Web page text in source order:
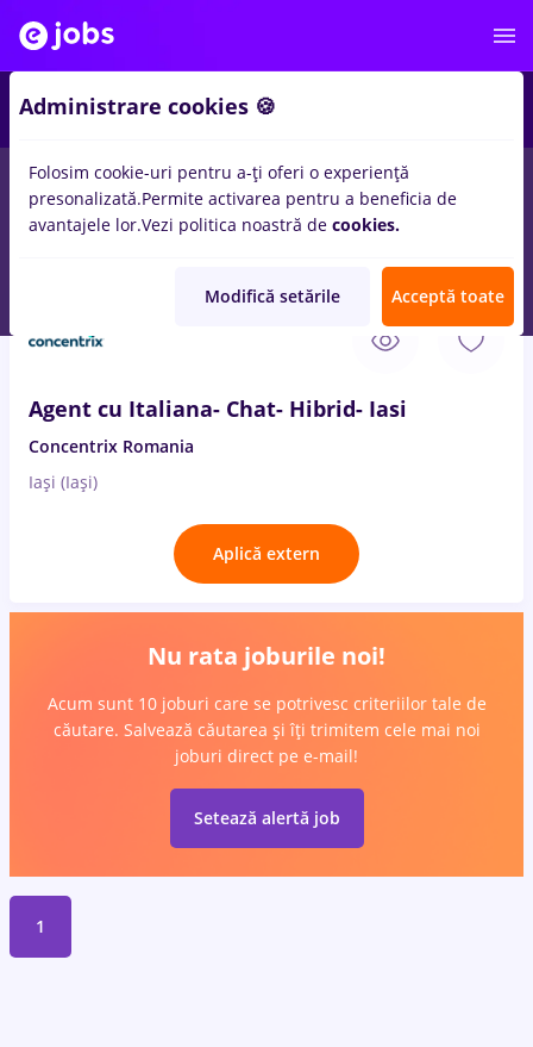
Salarii Remote (de acasă) București Cluj-
Agent cu Italiana- Chat- Hibrid- Iasi
Concentrix Romania
Iași (Iași)
Aplică extern
Nu rata joburile noi!
Acum sunt 10 joburi care se potrivesc criteriilor tale de
căutare. Salvează căutarea și îți trimitem cele mai noi
joburi direct pe e-mail!
Setează alertă job
1
Administrare cookies 🍪
Folosim cookie-uri pentru a-ți oferi o experiență
presonalizată.Permite activarea pentru a beneficia de
avantajele lor.Vezi politica noastră de cookies.
Modifică setările Acceptă toate